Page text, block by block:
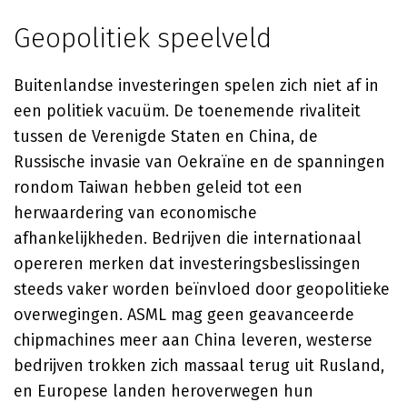
Geopolitiek speelveld
Buitenlandse investeringen spelen zich niet af in
een politiek vacuüm. De toenemende rivaliteit
tussen de Verenigde Staten en China, de
Russische invasie van Oekraïne en de spanningen
rondom Taiwan hebben geleid tot een
herwaardering van economische
afhankelijkheden. Bedrijven die internationaal
opereren merken dat investeringsbeslissingen
steeds vaker worden beïnvloed door geopolitieke
overwegingen. ASML mag geen geavanceerde
chipmachines meer aan China leveren, westerse
bedrijven trokken zich massaal terug uit Rusland,
en Europese landen heroverwegen hun